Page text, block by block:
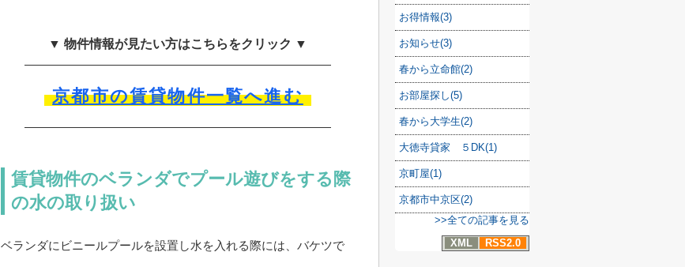
▼ 物件情報が見たい方はこちらをクリック ▼
京都市の賃貸物件一覧へ進む
賃貸物件のベランダでプール遊びをする際
の水の取り扱い
ベランダにビニールプールを設置し水を入れる際には、バケツで
お得情報(3)
お知らせ(3)
春から立命館(2)
お部屋探し(5)
春から大学生(2)
大徳寺貸家 ５DK(1)
京町屋(1)
京都市中京区(2)
>>全ての記事を見る
XML
RSS2.0